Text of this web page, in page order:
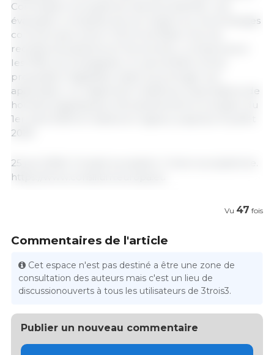
Commission européenne devra présenter une
évaluation complète de son impact sur les échanges
commerciaux entre l'UE et les États-Unis, les
recettes douanières et l'économie, y compris pour
les PME, accompagnée, le cas échéant, d'une
proposition législative visant à prolonger son
application. Le règlement relatif aux importations de
homard s'appliquera rétroactivement à compter du
1er août 2025 et restera en vigueur jusqu'au 31 juillet
2030.
25 juin 2026 / Conseil européen / Union européenne.
https://www.consilium.europa.eu
Vu 47 fois
Commentaires de l'article
Cet espace n'est pas destiné a être une zone de
consultation des auteurs mais c'est un lieu de
discussionouverts à tous les utilisateurs de 3trois3.
Publier un nouveau commentaire